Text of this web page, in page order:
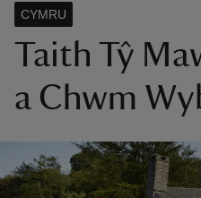
Taith Tŷ
a Chwm
CYMRU